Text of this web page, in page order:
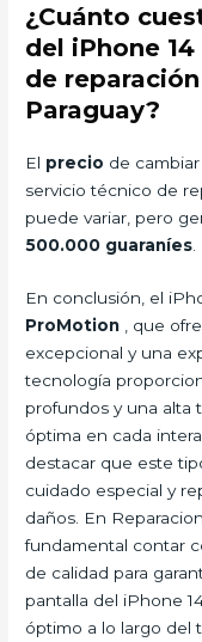
¿Cuánto
del iPhone
de
Paraguay?
El precio de
servicio técnico de
puede variar, pero
500.000 guaraníes
En conclusión, el
ProMotion , que
excepcional y una
tecnología
profundos y una alta
óptima en cada
destacar que este
cuidado especial y
daños. En
fundamental contar
de calidad para
pantalla del iPhone
óptimo a lo largo del